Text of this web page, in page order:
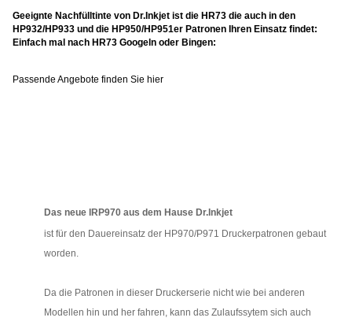
Geeignte Nachfülltinte von Dr.Inkjet ist die HR73 die auch in den
HP932/HP933 und die HP950/HP951er Patronen Ihren Einsatz findet:
Einfach mal nach HR73 Googeln oder Bingen:
Passende Angebote finden Sie hier
Das neue IRP970 aus dem Hause Dr.Inkjet
ist für den Dauereinsatz der HP970/P971 Druckerpatronen gebaut
worden.
Da die Patronen in dieser Druckerserie nicht wie bei anderen
Modellen hin und her fahren, kann das Zulaufssytem sich auch